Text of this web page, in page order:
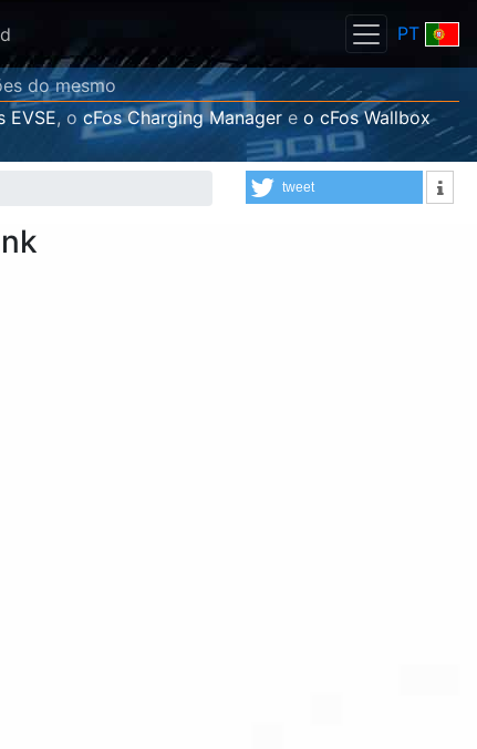
PT
do mesmo
EVSE, o cFos Charging Manager e o cFos Wallbox
tweet